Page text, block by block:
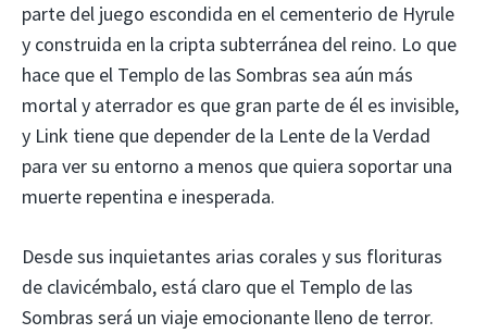
parte del juego escondida en el cementerio de Hyrule
y construida en la cripta subterránea del reino. Lo que
hace que el Templo de las Sombras sea aún más
mortal y aterrador es que gran parte de él es invisible,
y Link tiene que depender de la Lente de la Verdad
para ver su entorno a menos que quiera soportar una
muerte repentina e inesperada.
Desde sus inquietantes arias corales y sus florituras
de clavicémbalo, está claro que el Templo de las
Sombras será un viaje emocionante lleno de terror.